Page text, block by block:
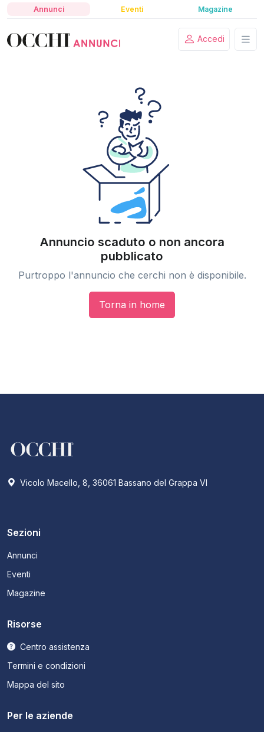
Annunci Eventi Magazine
Accedi
Annuncio scaduto o non ancora
pubblicato
Purtroppo l'annuncio che cerchi non è disponibile.
Torna in home
Vicolo Macello, 8, 36061 Bassano del Grappa VI
Sezioni
Annunci
Eventi
Magazine
Risorse
Centro assistenza
Termini e condizioni
Mappa del sito
Per le aziende